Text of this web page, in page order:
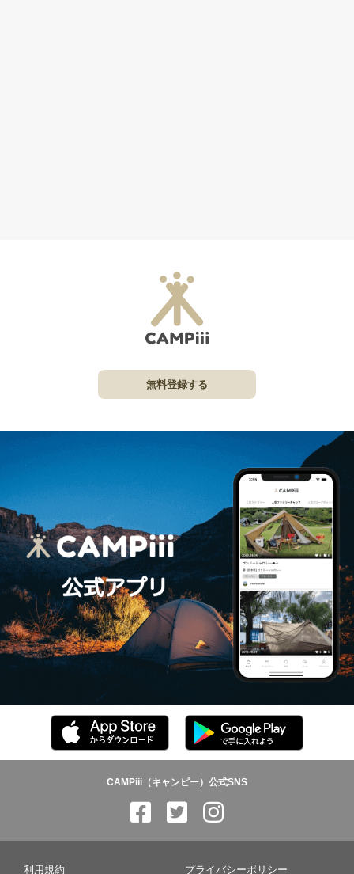
無料登録する
CAMPiii（キャンピー）公式SNS
利用規約 プライバシーポリシー